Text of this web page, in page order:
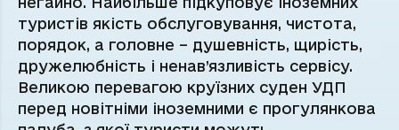
туристів якість обслуговування, чистота,
порядок, а головне – душевність, щирість,
дружелюбність і ненав’язливість сервісу.
Великою перевагою круїзних суден УДП
перед новітніми іноземними є прогулянкова